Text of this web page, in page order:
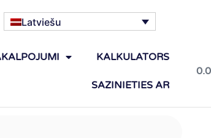
Latviešu
KALKULATORS
SAZINIETIES AR